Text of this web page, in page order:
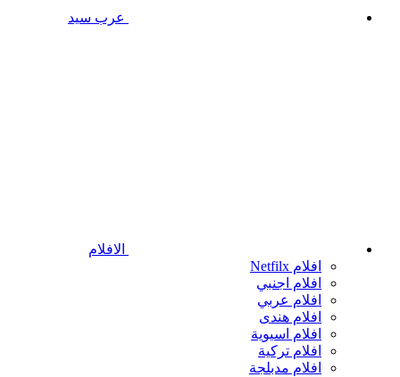
عرب سيد
الافلام
افلام Netfilx
افلام اجنبي
افلام عربي
افلام هندى
افلام اسيوية
افلام تركية
افلام مدبلجة